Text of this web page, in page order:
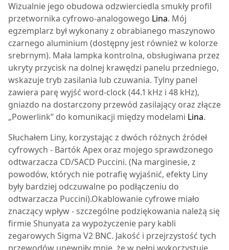
Wizualnie jego obudowa odzwierciedla smukły profil
przetwornika cyfrowo-analogowego Lina. Mój
egzemplarz był wykonany z obrabianego maszynowo
czarnego aluminium (dostępny jest również w kolorze
srebrnym). Mała lampka kontrolna, obsługiwana przez
ukryty przycisk na dolnej krawędzi panelu przedniego,
wskazuje tryb zasilania lub czuwania. Tylny panel
zawiera parę wyjść word-clock (44.1 kHz i 48 kHz),
gniazdo na dostarczony przewód zasilający oraz złącze
„Powerlink” do komunikacji między modelami Lina.
Słuchałem Liny, korzystając z dwóch różnych źródeł
cyfrowych - Bartók Apex oraz mojego sprawdzonego
odtwarzacza CD/SACD Puccini. (Na marginesie, z
powodów, których nie potrafię wyjaśnić, efekty Liny
były bardziej odczuwalne po podłączeniu do
odtwarzacza Puccini).Okablowanie cyfrowe miało
znaczący wpływ - szczególne podziękowania należą się
firmie Shunyata za wypożyczenie pary kabli
zegarowych Sigma V2 BNC. Jakość i przejrzystość tych